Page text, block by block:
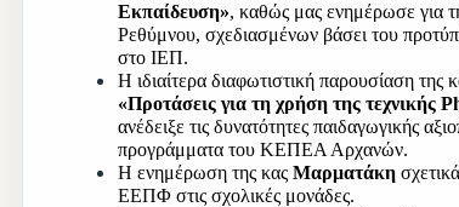
Εκπαίδευση», καθώς μας ενημέρωσε για
Ρεθύμνου, σχεδιασμένων βάσει του
στο ΙΕΠ.
Η ιδιαίτερα διαφωτιστική παρουσίαση της
«Προτάσεις για τη χρήση της τεχνικής
ανέδειξε τις δυνατότητες παιδαγωγικής
προγράμματα του ΚΕΠΕΑ Αρχανών.
Η ενημέρωση της κας Μαρματάκη
ΕΕΠΦ στις σχολικές μονάδες.